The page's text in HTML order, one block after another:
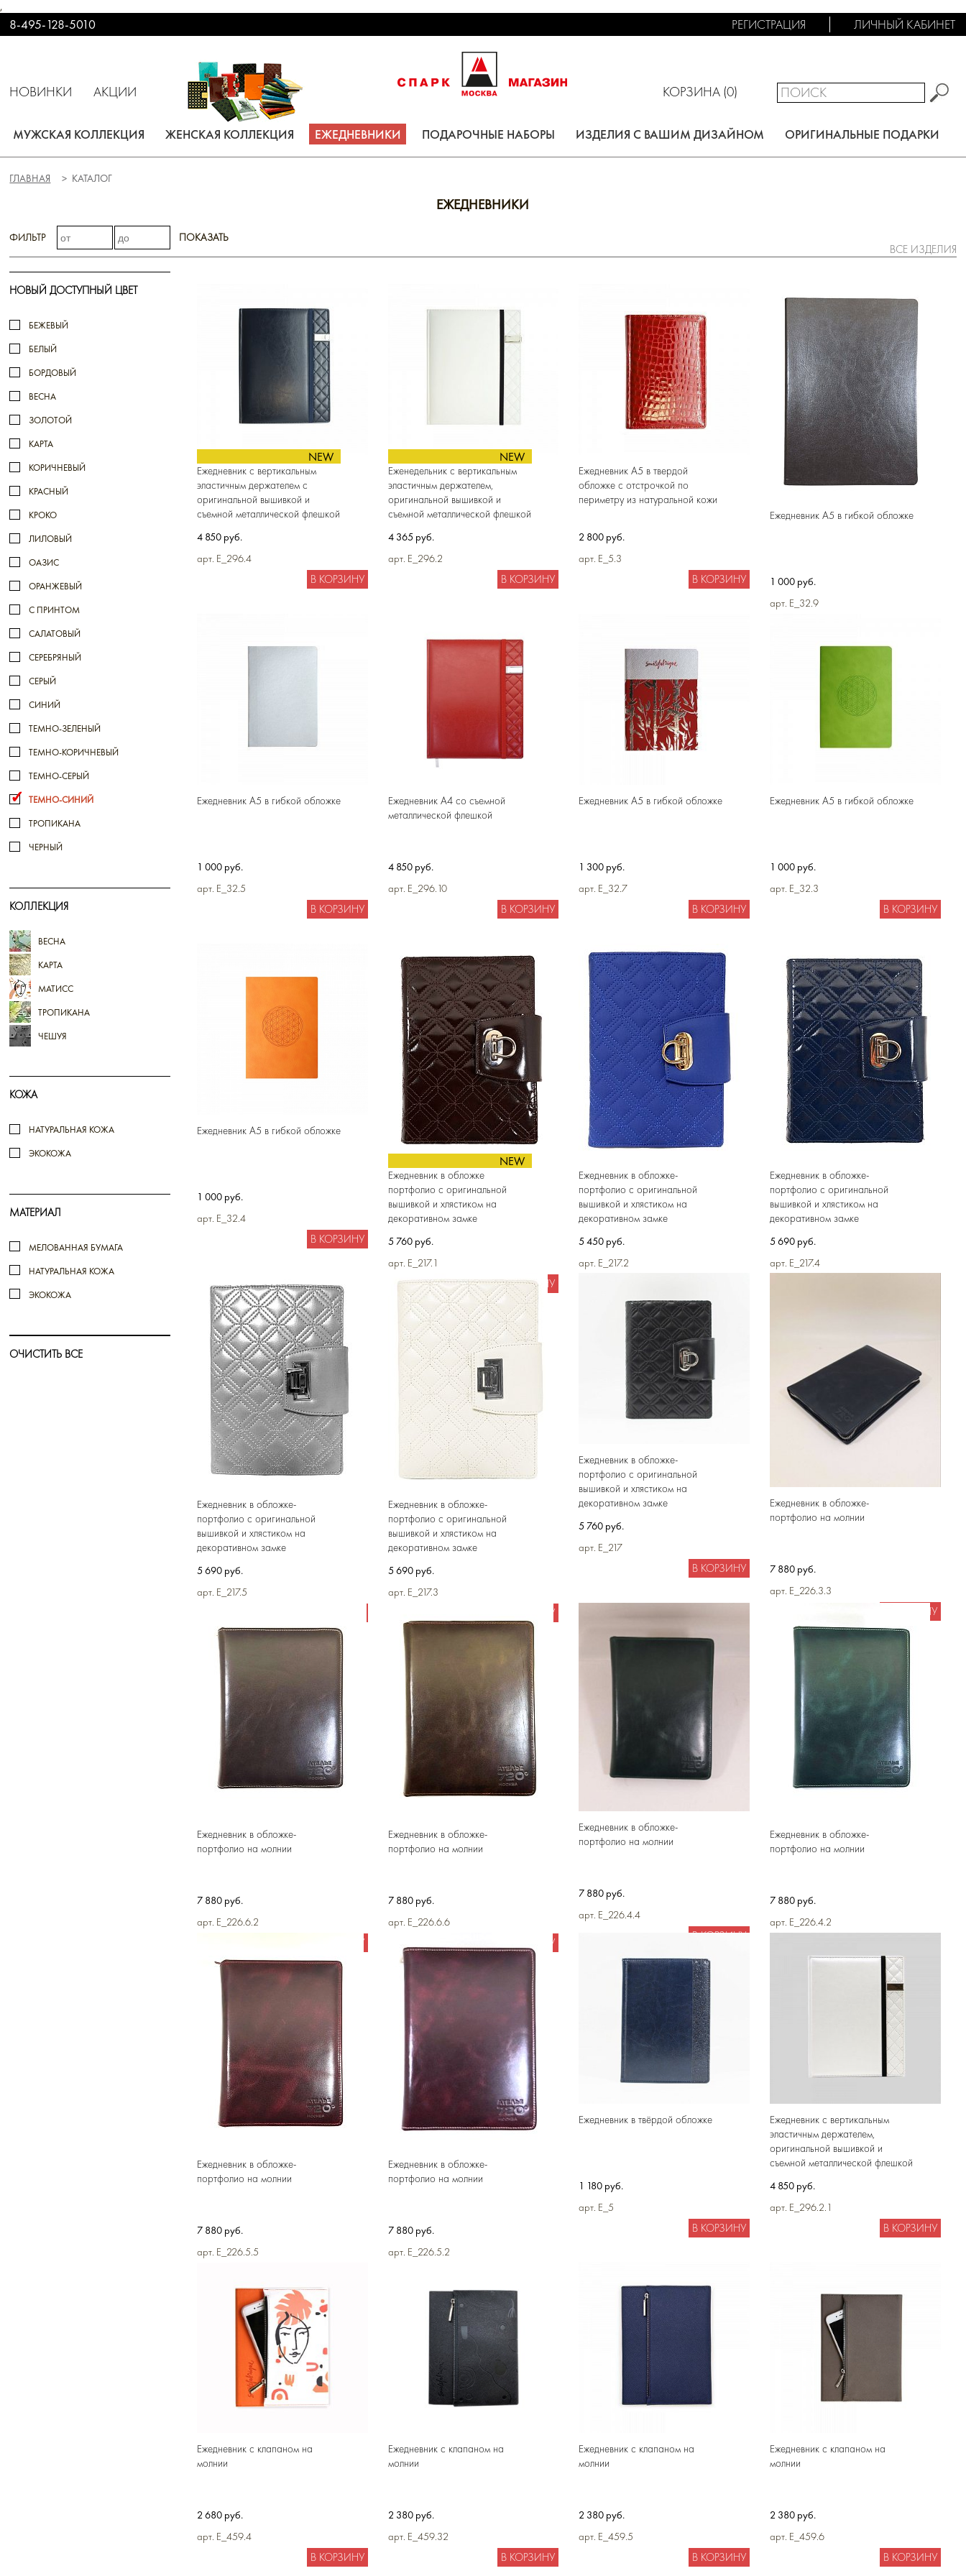
,
8-495-128-5010 РЕГИСТРАЦИЯ ЛИЧНЫЙ КАБИНЕТ
НОВИНКИ АКЦИИ КОРЗИНА (0)
МУЖСКАЯ КОЛЛЕКЦИЯ ЖЕНСКАЯ КОЛЛЕКЦИЯ ЕЖЕДНЕВНИКИ ПОДАРОЧНЫЕ НАБОРЫ ИЗДЕЛИЯ С ВАШИМ ДИЗАЙНОМ ОРИГИНАЛЬНЫЕ ПОДАРКИ
ГЛАВНАЯ КАТАЛОГ
ЕЖЕДНЕВНИКИ
ВСЕ ИЗДЕЛИЯ
ФИЛЬТР ПОКАЗАТЬ
НОВЫЙ ДОСТУПНЫЙ ЦВЕТ
БЕЖЕВЫЙ
БЕЛЫЙ
БОРДОВЫЙ
ВЕСНА
ЗОЛОТОЙ
КАРТА
КОРИЧНЕВЫЙ
КРАСНЫЙ
КРОКО
ЛИЛОВЫЙ
ОАЗИС
ОРАНЖЕВЫЙ
С ПРИНТОМ
САЛАТОВЫЙ
СЕРЕБРЯНЫЙ
СЕРЫЙ
СИНИЙ
ТЕМНО-ЗЕЛЕНЫЙ
ТЕМНО-КОРИЧНЕВЫЙ
ТЕМНО-СЕРЫЙ
ТЕМНО-СИНИЙ
ТРОПИКАНА
ЧЕРНЫЙ
КОЛЛЕКЦИЯ
ВЕСНА
КАРТА
МАТИСС
ТРОПИКАНА
ЧЕШУЯ
КОЖА
НАТУРАЛЬНАЯ КОЖА
ЭКОКОЖА
МАТЕРИАЛ
МЕЛОВАННАЯ БУМАГА
НАТУРАЛЬНАЯ КОЖА
ЭКОКОЖА
ОЧИСТИТЬ ВСЕ
NEW
Ежедневник с вертикальным
эластичным держателем с
оригинальной вышивкой и
съемной металлической флешкой
4 850 руб.
арт. E_296.4
В КОРЗИНУ
NEW
Еженедельник с вертикальным
эластичным держателем,
оригинальной вышивкой и
съемной металлической флешкой
4 365 руб.
арт. E_296.2
В КОРЗИНУ
Ежедневник А5 в твердой
обложке c отстрочкой по
периметру из натуральной кожи
2 800 руб.
арт. E_5.3
В КОРЗИНУ
Ежедневник А5 в гибкой обложке
1 000 руб.
арт. E_32.9
Ежедневник А5 в гибкой обложке
1 000 руб.
арт. E_32.5
В КОРЗИНУ
Ежедневник А4 со съемной
металлической флешкой
4 850 руб.
арт. E_296.10
В КОРЗИНУ
Ежедневник А5 в гибкой обложке
1 300 руб.
арт. E_32.7
В КОРЗИНУ
Ежедневник А5 в гибкой обложке
1 000 руб.
арт. E_32.3
В КОРЗИНУ
Ежедневник А5 в гибкой обложке
1 000 руб.
арт. E_32.4
В КОРЗИНУ
NEW
Ежедневник в обложке
портфолио c оригинальной
вышивкой и хлястиком на
декоративном замке
5 760 руб.
арт. E_217.1
В КОРЗИНУ
Ежедневник в обложке-
портфолио c оригинальной
вышивкой и хлястиком на
декоративном замке
5 450 руб.
арт. E_217.2
Ежедневник в обложке-
портфолио c оригинальной
вышивкой и хлястиком на
декоративном замке
5 690 руб.
арт. E_217.4
Ежедневник в обложке-
портфолио c оригинальной
вышивкой и хлястиком на
декоративном замке
5 690 руб.
арт. E_217.5
Ежедневник в обложке-
портфолио c оригинальной
вышивкой и хлястиком на
декоративном замке
5 690 руб.
арт. E_217.3
В КОРЗИНУ
Ежедневник в обложке-
портфолио c оригинальной
вышивкой и хлястиком на
декоративном замке
5 760 руб.
арт. E_217
В КОРЗИНУ
Ежедневник в обложке-
портфолио на молнии
7 880 руб.
арт. E_226.3.3
В КОРЗИНУ
Ежедневник в обложке-
портфолио на молнии
7 880 руб.
арт. E_226.6.2
В КОРЗИНУ
Ежедневник в обложке-
портфолио на молнии
7 880 руб.
арт. E_226.6.6
В КОРЗИНУ
Ежедневник в обложке-
портфолио на молнии
7 880 руб.
арт. E_226.4.4
В КОРЗИНУ
Ежедневник в обложке-
портфолио на молнии
7 880 руб.
арт. E_226.4.2
Ежедневник в обложке-
портфолио на молнии
7 880 руб.
арт. E_226.5.5
Ежедневник в обложке-
портфолио на молнии
7 880 руб.
арт. E_226.5.2
Ежедневник в твёрдой обложке
1 180 руб.
арт. E_5
В КОРЗИНУ
Ежедневник с вертикальным
эластичным держателем,
оригинальной вышивкой и
съемной металлической флешкой
4 850 руб.
арт. E_296.2.1
В КОРЗИНУ
Ежедневник с клапаном на
молнии
2 680 руб.
арт. E_459.4
В КОРЗИНУ
Ежедневник с клапаном на
молнии
2 380 руб.
арт. E_459.32
В КОРЗИНУ
Ежедневник с клапаном на
молнии
2 380 руб.
арт. E_459.5
В КОРЗИНУ
Ежедневник с клапаном на
молнии
2 380 руб.
арт. E_459.6
В КОРЗИНУ